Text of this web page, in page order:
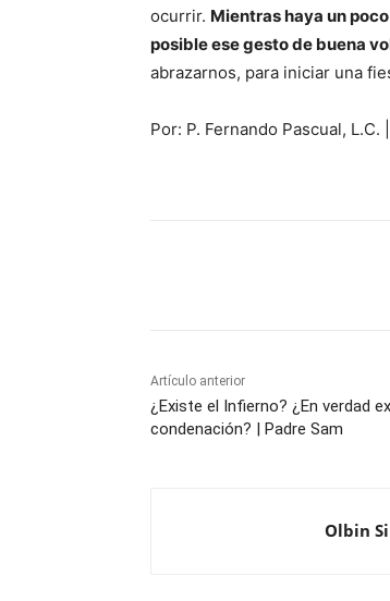
ocurrir. Mientras haya un
posible ese gesto de buena
abrazarnos, para iniciar una
Por: P. Fernando Pascual,
Artículo anterior
¿Existe el Infierno? ¿En verdad
condenación? | Padre Sam
Olbin